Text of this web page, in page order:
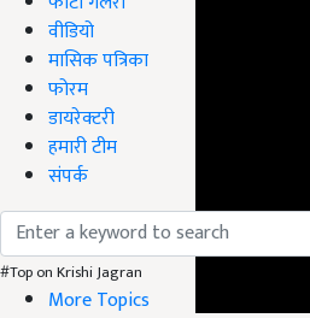
वीडियो
मासिक पत्रिका
फोरम
डायरेक्टरी
हमारी टीम
संपर्क
#Top on Krishi Jagran
More Topics